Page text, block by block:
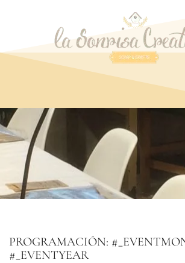
PROGRAMACIÓN:
#_EVENTYEAR